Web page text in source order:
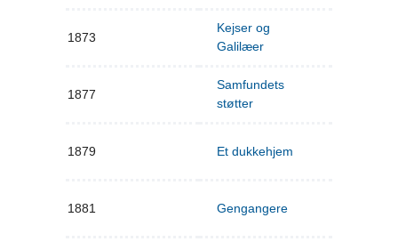
1873
Kejser og
Galilæer
1877
Samfundets
støtter
1879 Et dukkehjem
1881 Gengangere